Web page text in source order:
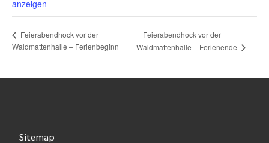
anzeigen
Feierabendhock vor der
Waldmattenhalle – Ferienbeginn
Feierabendhock vor der
Waldmattenhalle – Ferienende
Sitemap